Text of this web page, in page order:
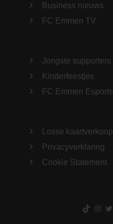
Business nieuws
FC Emmen TV
Jongste supporters
Kinderfeestjes
FC Emmen Esports
Losse kaartverkoop
Privacyverklaring
Cookie Statement